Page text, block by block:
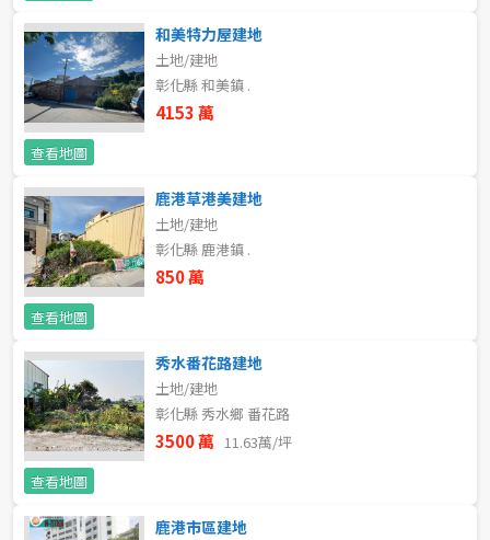
金門連江
1樓
3樓
5~10樓
21樓以上
~
不拘
2房 3房
4房
和美特力屋建地
土地/建地
彰化縣 和美鎮 .
4153 萬
查看地圖
鹿港草港美建地
土地/建地
彰化縣 鹿港鎮 .
850 萬
查看地圖
秀水番花路建地
土地/建地
彰化縣 秀水鄉 番花路
3500 萬 11.63萬/坪
查看地圖
鹿港市區建地